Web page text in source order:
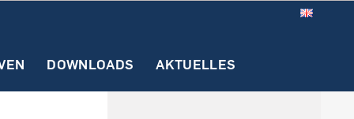
DOWNLOADS AKTUELLES